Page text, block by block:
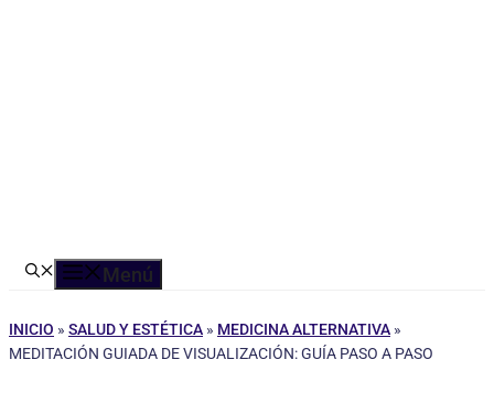
Menú
INICIO » SALUD Y ESTÉTICA » MEDICINA ALTERNATIVA »
MEDITACIÓN GUIADA DE VISUALIZACIÓN: GUÍA PASO A PASO